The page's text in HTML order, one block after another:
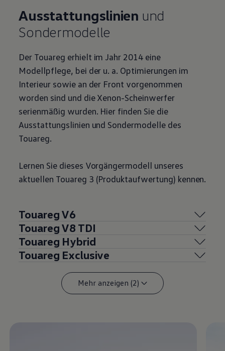
Ausstattungslinien und
Sondermodelle
Der Touareg erhielt im Jahr 2014 eine
Modellpflege, bei der u. a. Optimierungen im
Interieur sowie an der Front vorgenommen
worden sind und die Xenon-Scheinwerfer
serienmäßig wurden. Hier finden Sie die
Ausstattungslinien und Sondermodelle des
Touareg.
Lernen Sie dieses Vorgängermodell unseres
aktuellen Touareg 3 (Produktaufwertung) kennen.
TouaregV6
TouaregV8 TDI
Touareg Hybrid
Touareg Exclusive
Mehr anzeigen (2)